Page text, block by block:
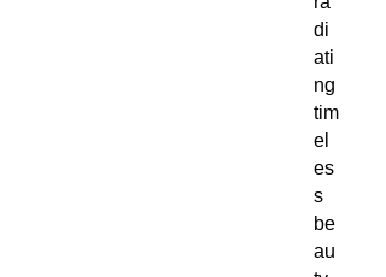
di
ati
ng
tim
el
es
s
be
au